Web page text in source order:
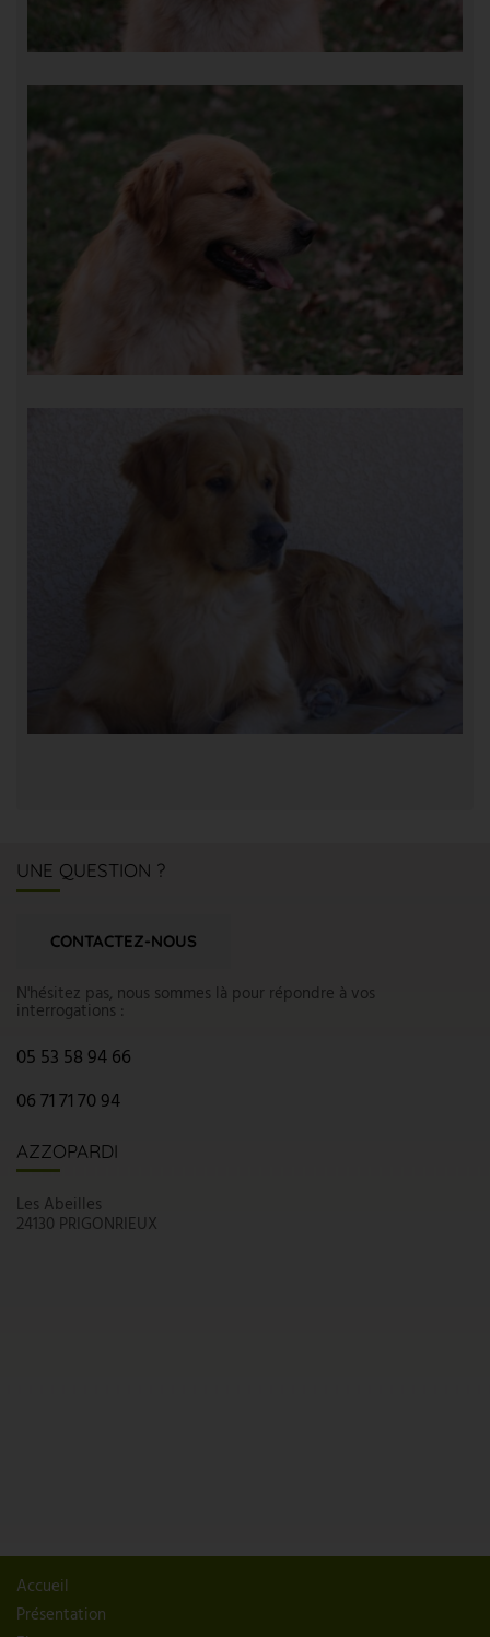
UNE QUESTION ?
CONTACTEZ-NOUS
N'hésitez pas, nous sommes là pour répondre à vos
interrogations :
05 53 58 94 66
06 71 71 70 94
AZZOPARDI
Les Abeilles
24130 PRIGONRIEUX
Accueil
Présentation